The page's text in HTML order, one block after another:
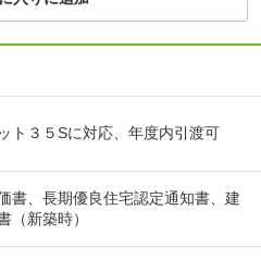
ト３５Sに対応、年度内引渡可
書、長期優良住宅認定通知書、建
（新築時）